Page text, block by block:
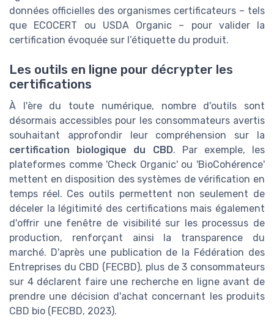
données officielles des organismes certificateurs – tels
que ECOCERT ou USDA Organic – pour valider la
certification évoquée sur l’étiquette du produit.
Les outils en ligne pour décrypter les
certifications
À l'ère du toute numérique, nombre d'outils sont
désormais accessibles pour les consommateurs avertis
souhaitant approfondir leur compréhension sur la
certification biologique du CBD. Par exemple, les
plateformes comme 'Check Organic' ou 'BioCohérence'
mettent en disposition des systèmes de vérification en
temps réel. Ces outils permettent non seulement de
déceler la légitimité des certifications mais également
d'offrir une fenêtre de visibilité sur les processus de
production, renforçant ainsi la transparence du
marché. D'après une publication de la Fédération des
Entreprises du CBD (FECBD), plus de 3 consommateurs
sur 4 déclarent faire une recherche en ligne avant de
prendre une décision d'achat concernant les produits
CBD bio (FECBD, 2023).